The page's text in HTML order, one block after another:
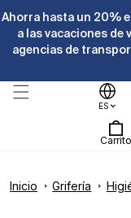
directamente
al contenido
Ahorra hasta un 20%
a las vacaciones de
agencias de
ES
Carrito
Inicio Grifería
Ir